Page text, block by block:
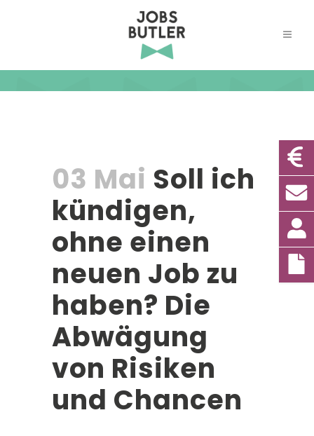
03 Mai Soll ich
kündigen,
ohne einen
neuen Job zu
haben? Die
Abwägung
von Risiken
und Chancen